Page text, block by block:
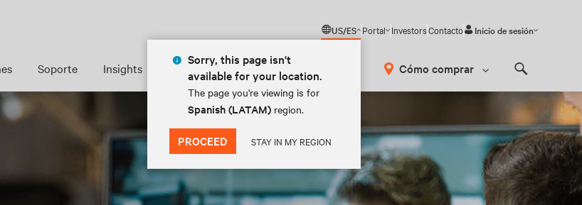
US/ES
Sorry, this page isn't
available for your location.
The page you're viewing is for
Spanish (LATAM) region.
PROCEED STAY IN MY REGION
Portal InvestorsContacto Inicio de sesión
Soporte Insights Acerca de Cómo comprar